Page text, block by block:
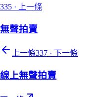
335 · 上一條
無聲拍賣
上一條337 · 下一條
線上無聲拍賣